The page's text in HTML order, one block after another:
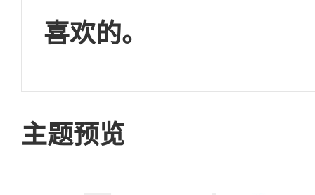
喜欢的。
主题预览